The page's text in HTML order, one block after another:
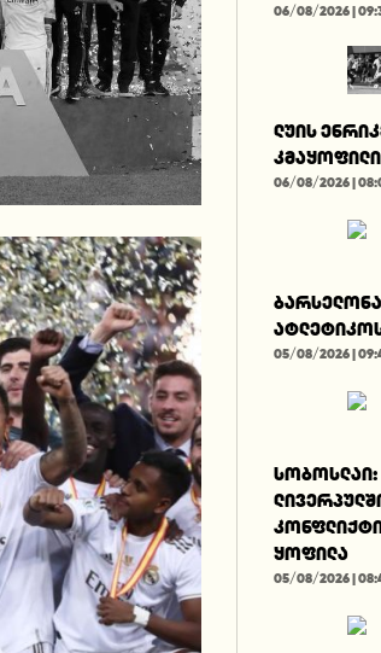
06/08/2026 |
ლუის
06/08/2026 |
ბარსელონა
05/08/2026 |
სობოსლაი:
ყოფილა
05/08/2026 |